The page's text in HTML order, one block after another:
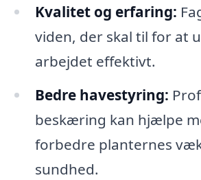
Kvalitet og erfaring:
viden, der skal til for at
arbejdet effektivt.
Bedre havestyring:
beskæring kan hjælpe
forbedre planternes
sundhed.